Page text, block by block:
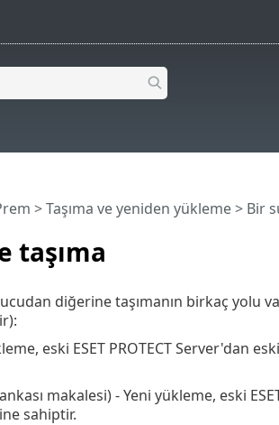
taşıma
>Taşıma ve yeniden yükleme> Bir
diğerine taşımanın birkaç yolu
eski ESET PROTECT Server'dan
makalesi) - Yeni yükleme, eski
sahiptir.